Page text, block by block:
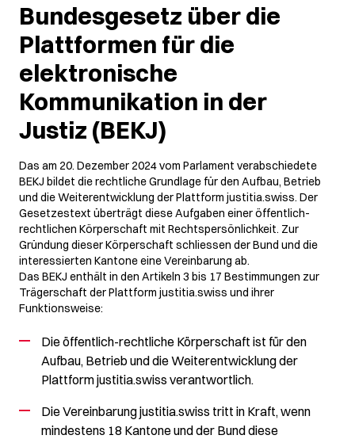
Bundesgesetz über die
Plattformen für die
elektronische
Kommunikation in der
Justiz (BEKJ)
Das am 20. Dezember 2024 vom Parlament verabschiedete
BEKJ bildet die rechtliche Grundlage für den Aufbau, Betrieb
und die Weiterentwicklung der Plattform justitia.swiss. Der
Gesetzestext überträgt diese Aufgaben einer öffentlich-
rechtlichen Körperschaft mit Rechtspersönlichkeit. Zur
Gründung dieser Körperschaft schliessen der Bund und die
interessierten Kantone eine Vereinbarung ab.
Das BEKJ enthält in den Artikeln 3 bis 17 Bestimmungen zur
Trägerschaft der Plattform justitia.swiss und ihrer
Funktionsweise:
Die öffentlich-rechtliche Körperschaft ist für den
Aufbau, Betrieb und die Weiterentwicklung der
Plattform justitia.swiss verantwortlich.
Die Vereinbarung justitia.swiss tritt in Kraft, wenn
mindestens 18 Kantone und der Bund diese